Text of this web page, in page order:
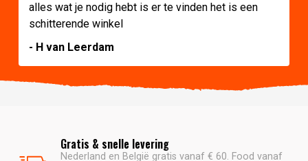
alles wat je nodig hebt is er te vinden het is een
schitterende winkel
- H van Leerdam
Gratis & snelle levering
Nederland en België gratis vanaf € 60. Food vanaf